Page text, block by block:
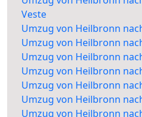
Veste
Umzug von Heilbronn
Umzug von Heilbronn
Umzug von Heilbronn
Umzug von Heilbronn
Umzug von Heilbronn
Umzug von Heilbronn
Umzug von Heilbronn